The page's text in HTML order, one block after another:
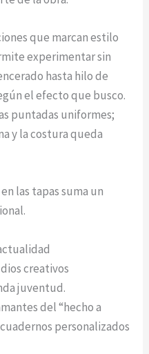
que marcan estilo
experimentar sin
hasta hilo de
el efecto que busco.
puntadas uniformes;
y la costura queda
las tapas suma un
creativos
juventud.
del “hecho a
personalizados